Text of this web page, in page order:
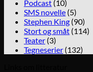
Podcast (10)
SMS novelle (5)
Stephen King (90)
Stort og småt (114)
Teater (3)
Tegneserier (132)